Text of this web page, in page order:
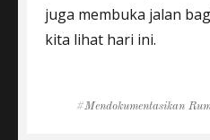
juga membuka jalan
kita lihat hari ini.
Tags
Mendokumentasikan